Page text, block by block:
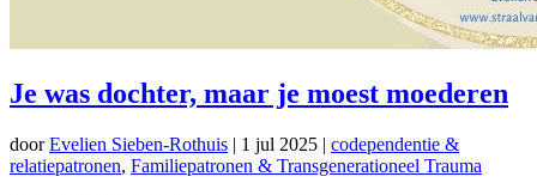
Je was dochter, maar je moest moederen
doorEvelien Sieben-Rothuis | 1 jul 2025 | codependentie &
relatiepatronen, Familiepatronen & Transgenerationeel Trauma